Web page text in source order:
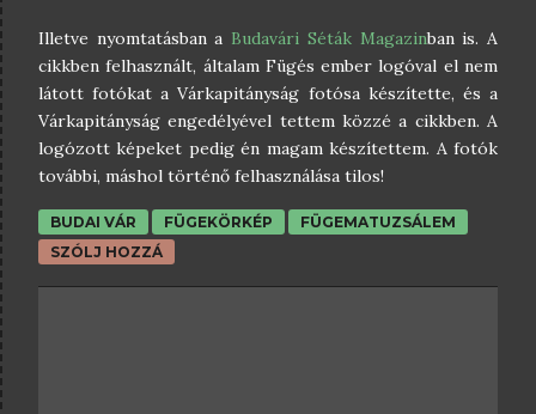
Illetve nyomtatásban a Budavári Séták Magazinban is. A
cikkben felhasznált, általam Fügés ember logóval el nem
látott fotókat a Várkapitányság fotósa készítette, és a
Várkapitányság engedélyével tettem közzé a cikkben. A
logózott képeket pedig én magam készítettem. A fotók
további, máshol történő felhasználása tilos!
BUDAI VÁR FÜGEKÖRKÉP
FÜGEMATUZSÁLEM
SZÓLJ HOZZÁ